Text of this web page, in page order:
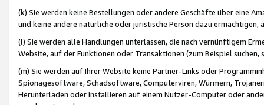
(k) Sie werden keine Bestellungen oder andere Geschäfte über eine
und keine andere natürliche oder juristische Person dazu
(l) Sie werden alle Handlungen unterlassen, die nach vernünftigem
Website, auf der Funktionen oder Transaktionen (zum Beispiel
(m) Sie werden auf Ihrer Website keine Partner-Links oder
Spionagesoftware, Schadsoftware, Computerviren, Würmern,
Herunterladen oder Installieren auf einem Nutzer-Computer oder